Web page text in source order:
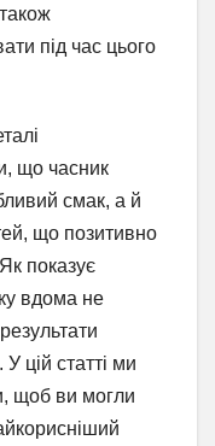
під час цього
що часник
смак, а й
що позитивно
показує
вдома не
цій статті ми
щоб ви могли